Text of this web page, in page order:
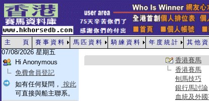
主 頁 賽 事 資 料 馬 匹 資 料 騎 練 資 料 年 度 統 計 其 他
07/08/2026 星期五
Hi Anonymous
免費會員登記
如有任何疑問， 按此
可直接與船主聯系。
香港賽馬
香港賽馬
刨馬技巧
銀行馬討論
血統及外